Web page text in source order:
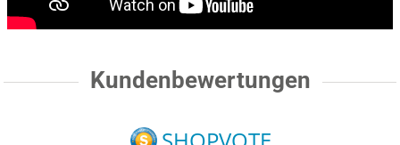
Kundenbewertungen